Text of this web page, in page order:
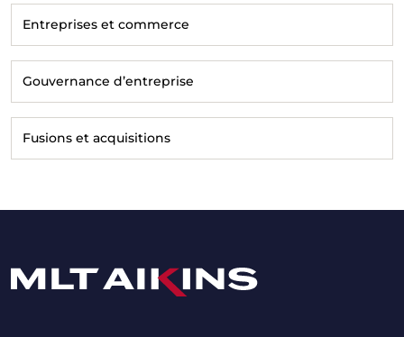
Entreprises et commerce
Gouvernance d’entreprise
Fusions et acquisitions